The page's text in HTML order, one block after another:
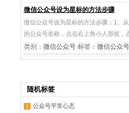
微信公众号设为星标的方法步骤
微信公众号设为星标的方法步骤：1、
的公众号名称，点击右上角小人形状
类别： 微信公众号标签： 微信公众
随机标签
公众号平常心态